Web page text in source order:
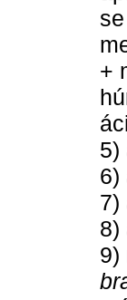
+
5)
6)
7)
8)
9)